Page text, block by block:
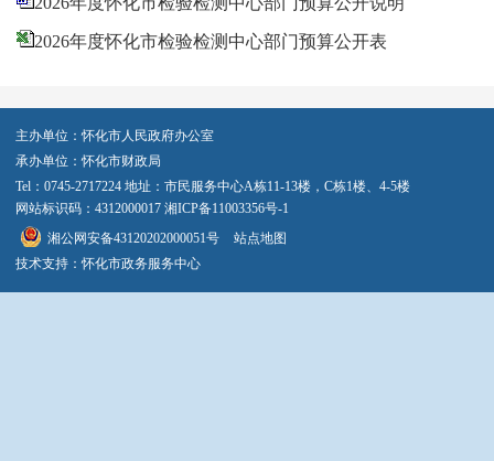
2026年度怀化市检验检测中心部门预算公开表
主办单位：怀化市人民政府办公室
承办单位：怀化市财政局
Tel：0745-2717224 地址：市民服务中心A栋11-13楼，C栋1楼、4-5楼
网站标识码：4312000017 湘ICP备11003356号-1
湘公网安备43120202000051号
站点地图
技术支持：怀化市政务服务中心